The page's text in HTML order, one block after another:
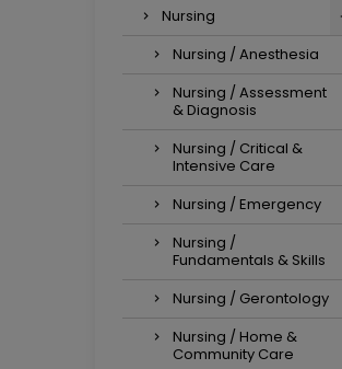
Nursing
Nursing / Anesthesia
Nursing / Assessment
& Diagnosis
Nursing / Critical &
Intensive Care
Nursing / Emergency
Nursing /
Fundamentals & Skills
Nursing / Gerontology
Nursing / Home &
Community Care